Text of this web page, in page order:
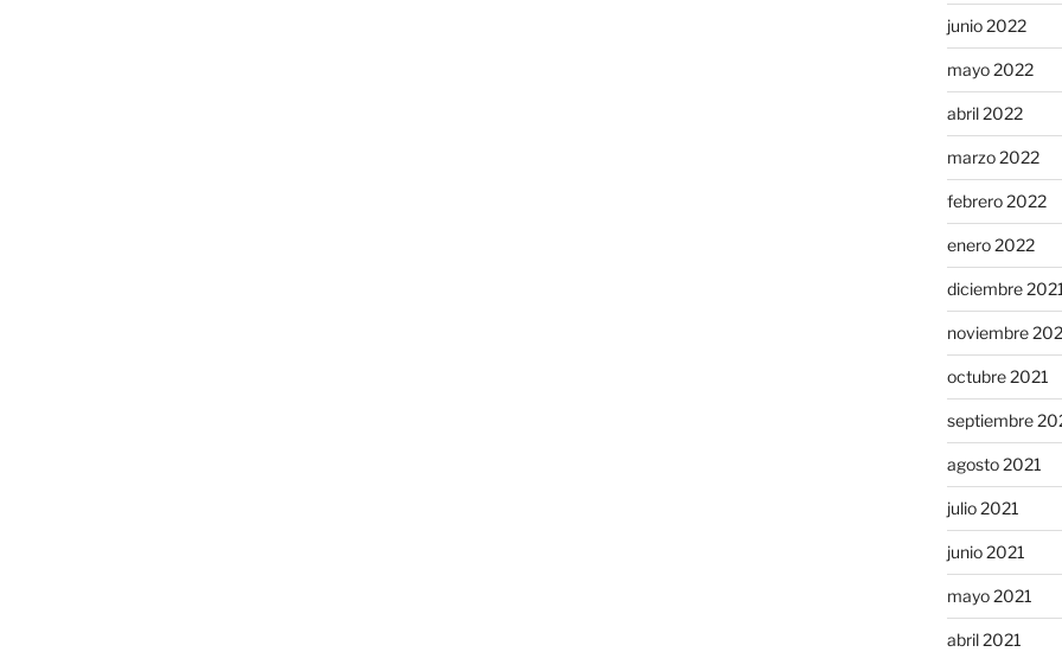
junio 2022
mayo 2022
abril 2022
marzo 2022
febrero 2022
enero 2022
diciembre 2021
noviembre
octubre 2021
septiembre
agosto 2021
julio 2021
junio 2021
mayo 2021
abril 2021